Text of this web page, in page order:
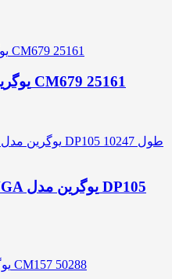
تبدیل USB به HDMI یوگرین مدل CM679 25161